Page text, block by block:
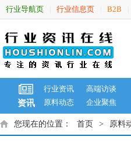
行业导航页 行业信息页 B2B
资讯
行业资讯
高端访谈
原料动态
企业聚焦
您现在的位置： 首页 > 原料